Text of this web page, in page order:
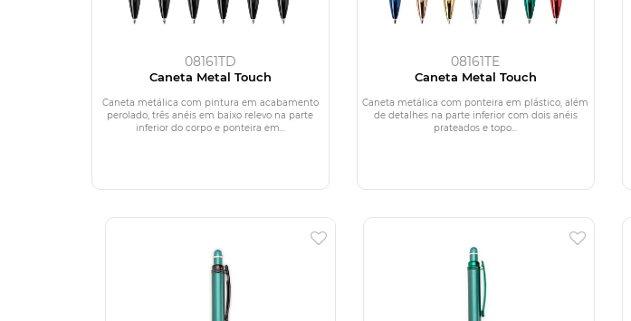
08161TD
Caneta Metal Touch
Caneta metálica com pintura em acabamento
perolado, três anéis em baixo relevo na parte
inferior do corpo e ponteira em...
08161TE
Caneta Metal Touch
Caneta metálica com ponteira em plástico, além
de detalhes na parte inferior com dois anéis
prateados e topo...